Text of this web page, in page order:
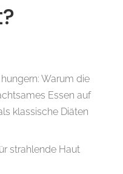
Warum die
Essen auf
klassische Diäten
strahlende Haut